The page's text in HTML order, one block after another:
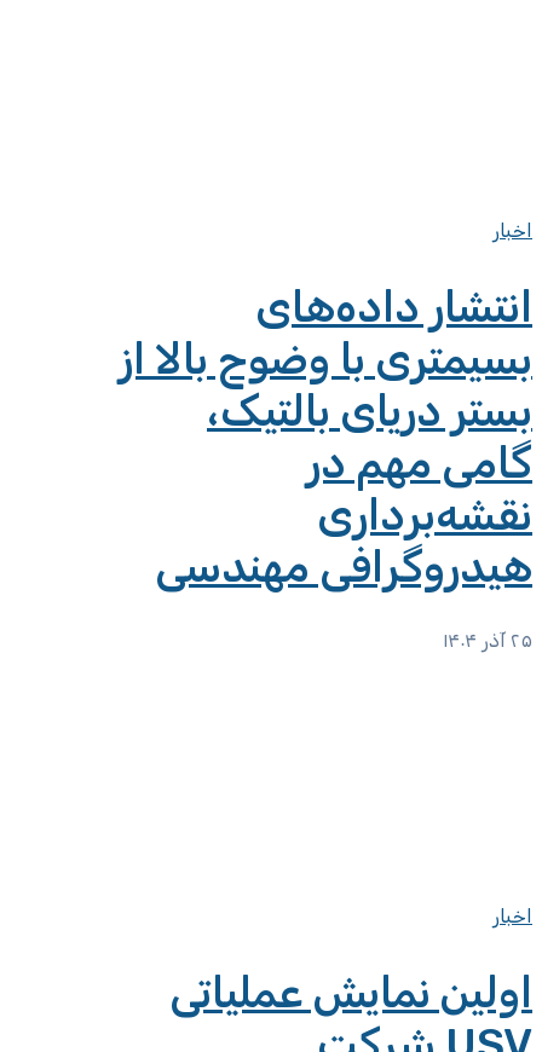
اخبار
انتشار داده‌های
بسیمتری با وضوح بالا از
بستر دریای بالتیک،
گامی مهم در
نقشه‌برداری
هیدروگرافی مهندسی
۲۵ آذر ۱۴۰۴
اخبار
اولین نمایش عملیاتی